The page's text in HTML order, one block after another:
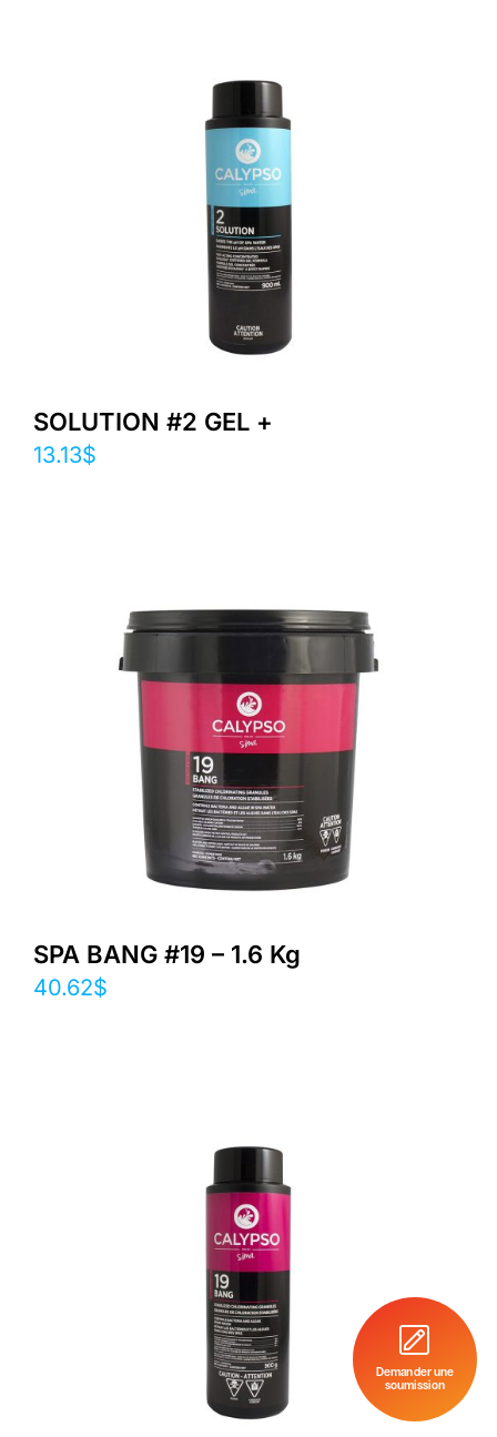
SOLUTION #2 GEL +
13.13$
SPA BANG #19 – 1.6 Kg
40.62$